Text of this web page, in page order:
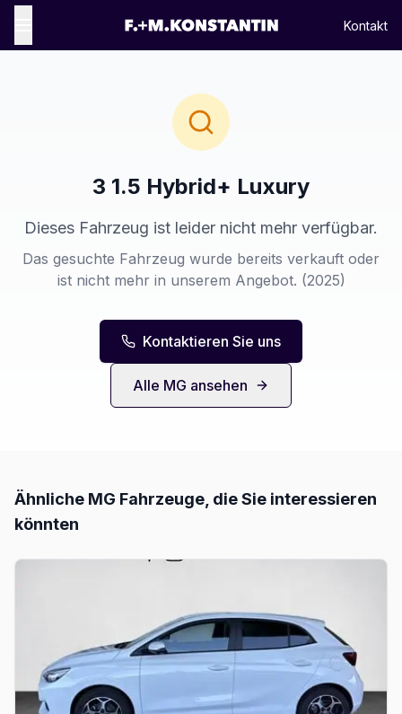
Kontakt
3 1.5 Hybrid+ Luxury
Dieses Fahrzeug ist leider nicht mehr verfügbar.
Das gesuchte Fahrzeug wurde bereits verkauft oder
ist nicht mehr in unserem Angebot. (2025)
Kontaktieren Sie uns
Alle MG ansehen
Ähnliche MG Fahrzeuge, die Sie interessieren
könnten